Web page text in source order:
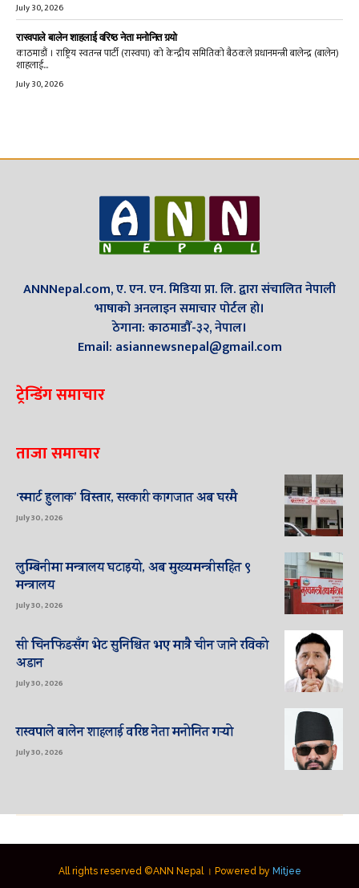
July 30, 2026
रास्वपाले बालेन शाहलाई वरिष्ठ नेता मनोनित गर्‍यो
काठमाडौं । राष्ट्रिय स्वतन्त्र पार्टी (रास्वपा) को केन्द्रीय समितिको बैठकले प्रधानमन्त्री बालेन्द्र (बालेन)
शाहलाई...
July 30, 2026
ANNNepal.com, ए. एन. एन. मिडिया प्रा. लि. द्वारा संचालित नेपाली
भाषाको अनलाइन समाचार पोर्टल हो।
ठेगाना: काठमाडौँ-३२, नेपाल।
Email: asiannewsnepal@gmail.com
ट्रेन्डिंग समाचार
ताजा समाचार
‘स्मार्ट हुलाक’ विस्तार, सरकारी कागजात अब घरमै
July 30, 2026
लुम्बिनीमा मन्त्रालय घटाइयो, अब मुख्यमन्त्रीसहित ९
मन्त्रालय
July 30, 2026
सी चिनफिङसँग भेट सुनिश्चित भए मात्रै चीन जाने रविको
अडान
July 30, 2026
रास्वपाले बालेन शाहलाई वरिष्ठ नेता मनोनित गर्‍यो
July 30, 2026
All rights reserved ©ANN Nepal । Powered by Mitjee